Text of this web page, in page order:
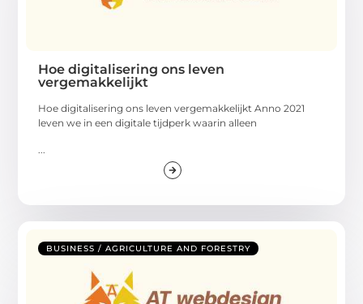
Hoe digitalisering ons leven
vergemakkelijkt
Hoe digitalisering ons leven vergemakkelijkt Anno 2021
leven we in een digitale tijdperk waarin alleen
BUSINESS / AGRICULTURE AND FORESTRY